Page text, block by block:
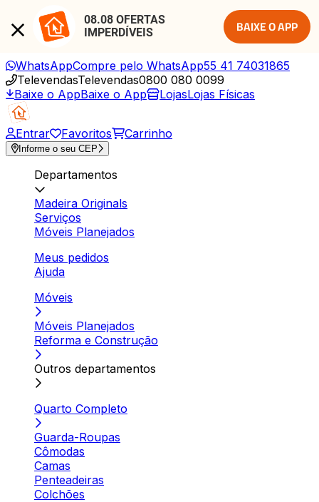
08.08 OFERTAS
IMPERDÍVEIS
BAIXE O APP
WhatsAppCompre pelo WhatsApp55 41 74031865
TelevendasTelevendas0800 080 0099
Baixe o AppBaixe o App LojasLojas Físicas
Entrar Favoritos Carrinho
Informe o seu CEP
Departamentos
Madeira Originals
Serviços
Móveis Planejados
Meus pedidos
Ajuda
Móveis
Móveis Planejados
Reforma e Construção
Outros departamentos
Quarto Completo
Guarda-Roupas
Cômodas
Camas
Penteadeiras
Colchões